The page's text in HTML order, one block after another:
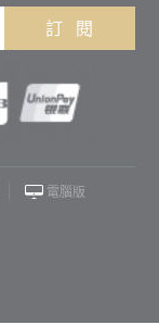
訂 閱
電腦版